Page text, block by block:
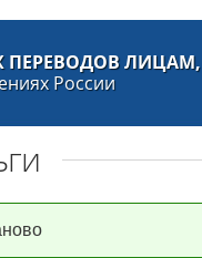
ЛИЦАМ,
России